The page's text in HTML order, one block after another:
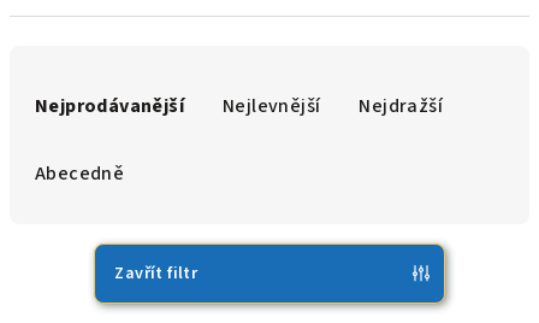
Nejprodávanější Nejlevnější Nejdražší
Abecedně
Zavřít filtr